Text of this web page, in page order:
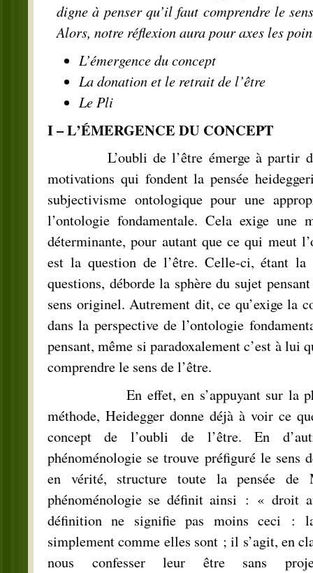
digne à penser qu’il faut comprendre le
Alors, notre réflexion aura pour axes les
L’émergence du concept
La donation et le retrait de l’être
Le Pli
I – L’ÉMERGENCE DU CONCEPT
L’oubli de l’être émerge à partir du
motivations qui fondent la pensée
subjectivisme ontologique pour une
l’ontologie fondamentale. Cela exige une
déterminante, pour autant que ce qui meut
est la question de l’être. Celle-ci, étant la
questions, déborde la sphère du sujet
sens originel. Autrement dit, ce qu’exige la
dans la perspective de l’ontologie
pensant, même si paradoxalement c’est à lui
comprendre le sens de l’être.
En effet, en s’appuyant sur la
méthode, Heidegger donne déjà à voir ce
concept de l’oubli de l’être. En
phénoménologie se trouve préfiguré le sens
en vérité, structure toute la pensée de
phénoménologie se définit ainsi : « droit
définition ne signifie pas moins ceci :
simplement comme elles sont ; il s’agit, en
nous confesser leur être sans